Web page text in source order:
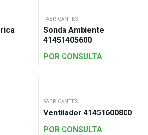
FABRICANTES
Sonda Ambiente
41451405600
POR CONSULTA
FABRICANTES
Ventilador 41451600800
POR CONSULTA